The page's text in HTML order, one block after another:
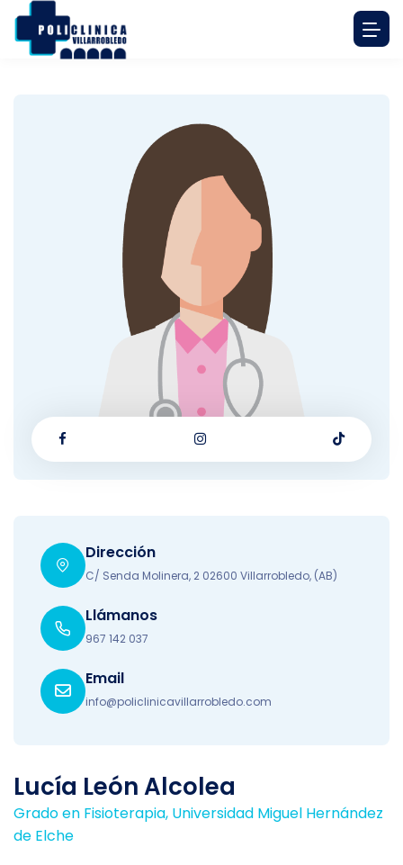
Dirección
C/ Senda Molinera, 2 02600 Villarrobledo, (AB)
Llámanos
967 142 037
Email
info@policlinicavillarrobledo.com
Lucía León Alcolea
Grado en Fisioterapia, Universidad Miguel Hernández
de Elche